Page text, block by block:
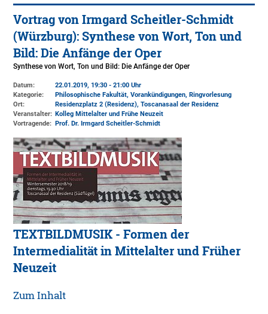
Vortrag von Irmgard Scheitler-Schmidt
(Würzburg): Synthese von Wort, Ton und
Bild: Die Anfänge der Oper
Synthese von Wort, Ton und Bild: Die Anfänge der Oper
Datum:
22.01.2019, 19:30 - 21:00 Uhr
Kategorie:
Philosophische Fakultät, Vorankündigungen, Ringvorlesung
Ort:
Residenzplatz 2 (Residenz), Toscanasaal der Residenz
Veranstalter: Kolleg Mittelalter und Frühe Neuzeit
Vortragende:
Prof. Dr. Irmgard Scheitler-Schmidt
TEXTBILDMUSIK - Formen der
Intermedialität in Mittelalter und Früher
Neuzeit
Zum Inhalt